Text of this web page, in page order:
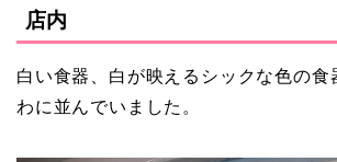
店内
白い食器、白が映えるシックな色の食
わに並んでいました。